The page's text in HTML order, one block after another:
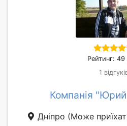
Рейтинг: 49
1
Компанія
Дніпро (Може